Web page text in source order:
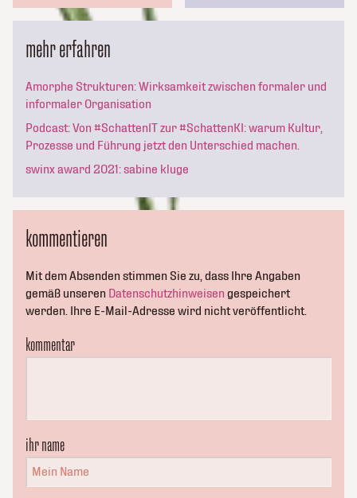
mehr erfahren
Amorphe Strukturen: Wirksamkeit zwischen formaler und
informaler Organisation
Podcast: Von #SchattenIT zur #SchattenKI: warum Kultur,
Prozesse und Führung jetzt den Unterschied machen.
swinx award 2021: sabine kluge
kommentieren
Mit dem Absenden stimmen Sie zu, dass Ihre Angaben
gemäß unseren Datenschutzhinweisen gespeichert
werden. Ihre E-Mail-Adresse wird nicht veröffentlicht.
kommentar
ihr name